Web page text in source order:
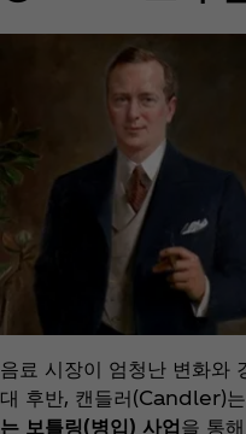
음료 시장이 엄청난 변화와
대 후반, 캔들러(Candler)는
는 보틀링(병입) 사업을 통